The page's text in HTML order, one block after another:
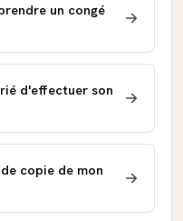
un congé
d'effectuer son
copie de mon